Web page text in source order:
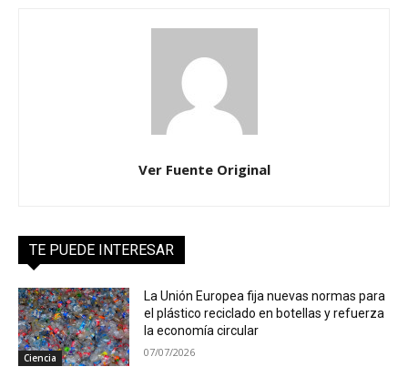
Ver Fuente Original
TE PUEDE INTERESAR
Ciencia
La Unión Europea fija nuevas normas para
el plástico reciclado en botellas y refuerza
la economía circular
07/07/2026